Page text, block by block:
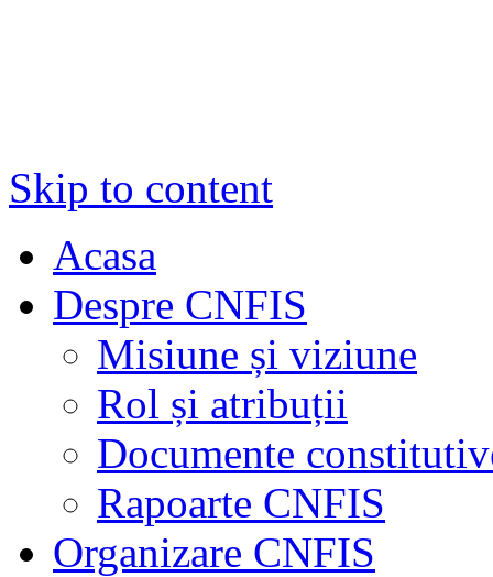
Skip to content
Acasa
Despre CNFIS
Misiune și viziune
Rol și atribuții
Documente
Rapoarte CNFIS
Organizare CNFIS